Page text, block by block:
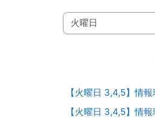
コースカテゴリ
【火曜日 3,4,5】情
【火曜日 3,4,5】情